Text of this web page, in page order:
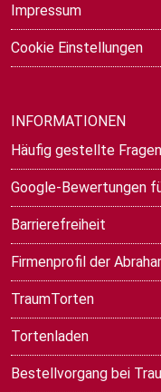
Impressum
Cookie Einstellungen
INFORMATIONEN
Häufig gestellte Fragen
Google-Bewertungen
Barrierefreiheit
Firmenprofil der
TraumTorten
Tortenladen
Bestellvorgang bei